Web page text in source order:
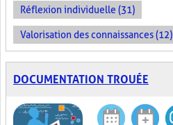
Réflexion individuelle (31)
Valorisation des connaissances (12)
DOCUMENTATION TROUÉE